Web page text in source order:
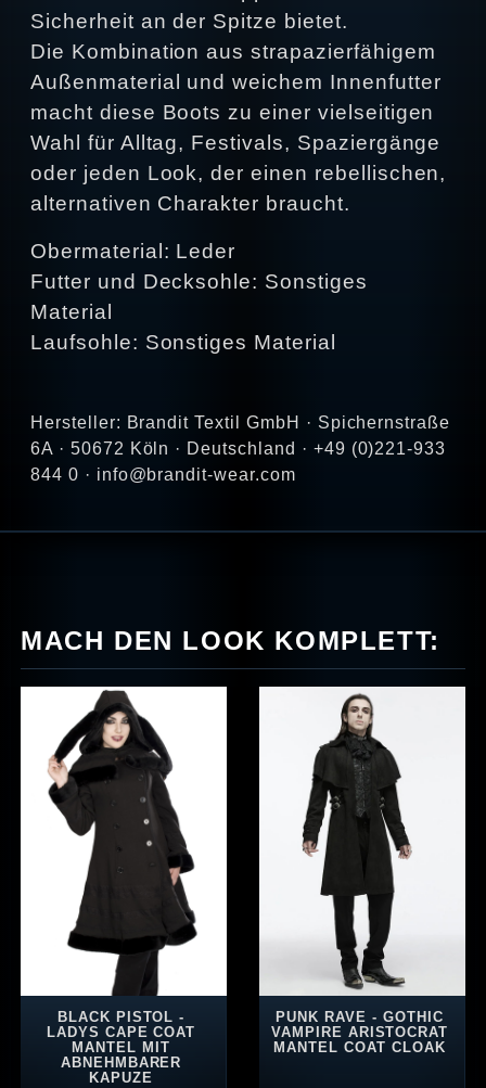
Sicherheit an der Spitze bietet.
Die Kombination aus strapazierfähigem
Außenmaterial und weichem Innenfutter
macht diese Boots zu einer vielseitigen
Wahl für Alltag, Festivals, Spaziergänge
oder jeden Look, der einen rebellischen,
alternativen Charakter braucht.
Obermaterial: Leder
Futter und Decksohle: Sonstiges
Material
Laufsohle: Sonstiges Material
Hersteller: Brandit Textil GmbH · Spichernstraße
6A · 50672 Köln · Deutschland · +49 (0)221-933
844 0 · info@brandit-wear.com
MACH DEN LOOK KOMPLETT:
BLACK PISTOL -
LADYS CAPE COAT
MANTEL MIT
ABNEHMBARER
KAPUZE
PUNK RAVE - GOTHIC
VAMPIRE ARISTOCRAT
MANTEL COAT CLOAK